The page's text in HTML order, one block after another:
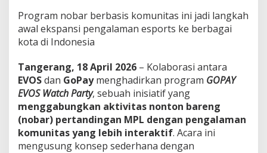
a
n
a
n
g
P
e
r
k
Program nobar berbasis komunitas ini jadi langkah
awal ekspansi pengalaman esports ke berbagai
kota di Indonesia
Tangerang, 18 April 2026 – Kolaborasi antara
EVOSdan GoPaymenghadirkan program GOPAY
EVOS Watch Party, sebuah inisiatif yang
menggabungkan aktivitas nonton bareng
(nobar) pertandingan MPL dengan pengalaman
komunitas yang lebih interaktif. Acara ini
mengusung konsep sederhana dengan